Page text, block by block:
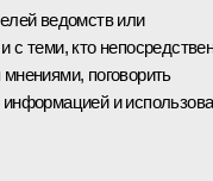
ведомств или
с теми, кто
поговорить
и